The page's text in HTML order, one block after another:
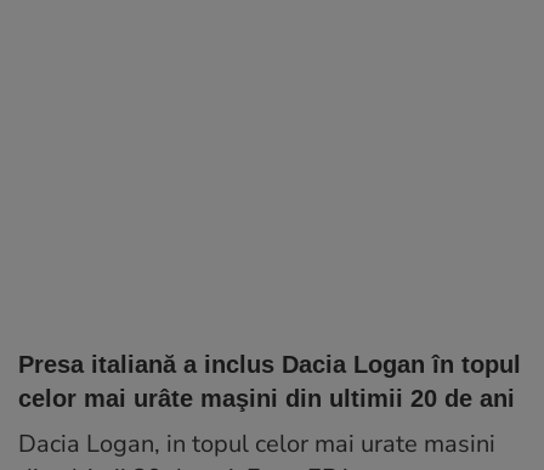
Presa italiană a inclus Dacia Logan în topul
celor mai urâte maşini din ultimii 20 de ani
Dacia Logan, in topul celor mai urate masini